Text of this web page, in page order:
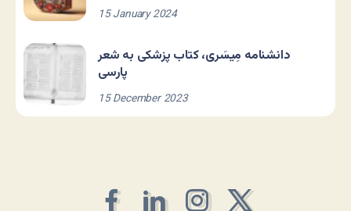
15 January 2024
دانشنامه مِیسَری، کتاب پزشکی به شعر
پارسی
15 December 2023